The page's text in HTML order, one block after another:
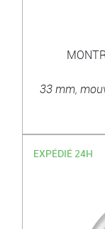
33 mm,
EXPÉDIÉ 24H